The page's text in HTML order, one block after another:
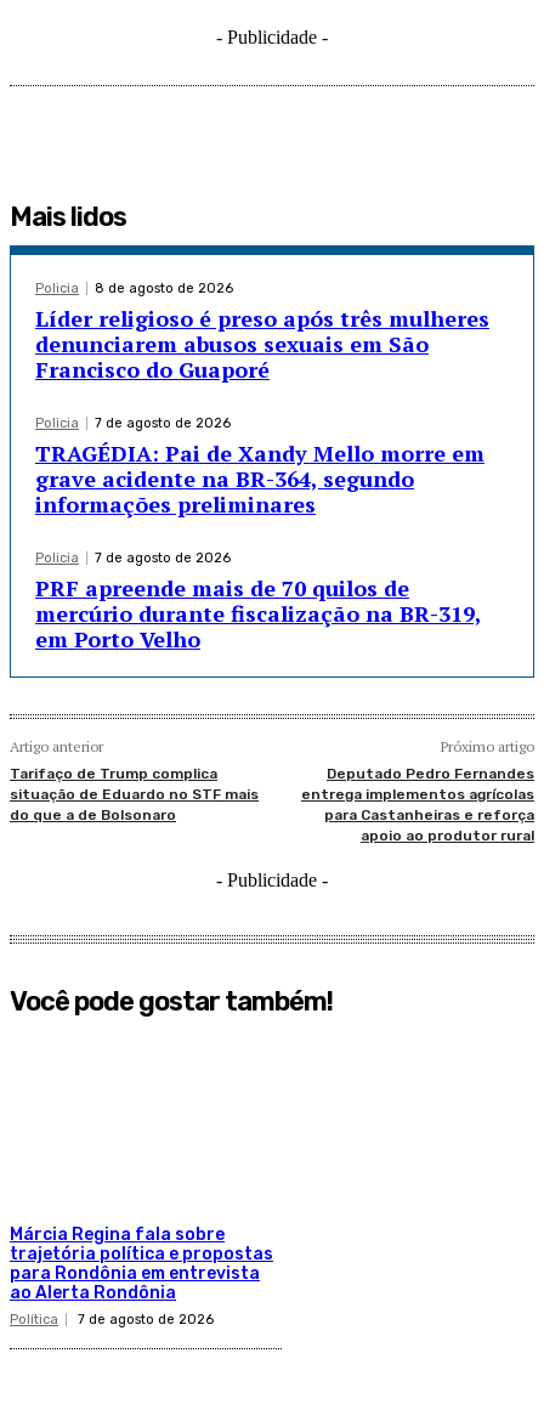
- Publicidade -
Mais lidos
Policia 8 de agosto de 2026
Líder religioso é preso após três mulheres
denunciarem abusos sexuais em São
Francisco do Guaporé
Policia 7 de agosto de 2026
TRAGÉDIA: Pai de Xandy Mello morre em
grave acidente na BR-364, segundo
informações preliminares
Policia 7 de agosto de 2026
PRF apreende mais de 70 quilos de
mercúrio durante fiscalização na BR-319,
em Porto Velho
Artigo anterior
Tarifaço de Trump complica
situação de Eduardo no STF mais
do que a de Bolsonaro
Próximo artigo
Deputado Pedro Fernandes
entrega implementos agrícolas
para Castanheiras e reforça
apoio ao produtor rural
- Publicidade -
Você pode gostar também!
Márcia Regina fala sobre
trajetória política e propostas
para Rondônia em entrevista
ao Alerta Rondônia
Política 7 de agosto de 2026